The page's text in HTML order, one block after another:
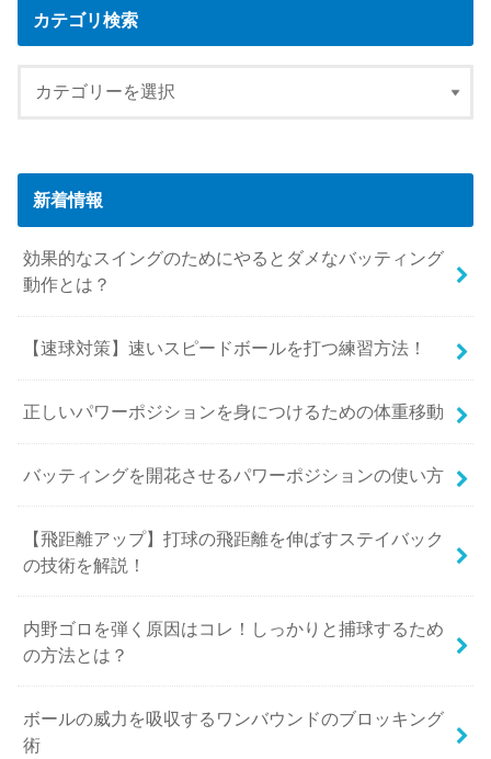
カテゴリ検索
新着情報
効果的なスイングのためにやるとダメなバッティング
動作とは？
【速球対策】速いスピードボールを打つ練習方法！
正しいパワーポジションを身につけるための体重移動
バッティングを開花させるパワーポジションの使い方
【飛距離アップ】打球の飛距離を伸ばすステイバック
の技術を解説！
内野ゴロを弾く原因はコレ！しっかりと捕球するため
の方法とは？
ボールの威力を吸収するワンバウンドのブロッキング
術